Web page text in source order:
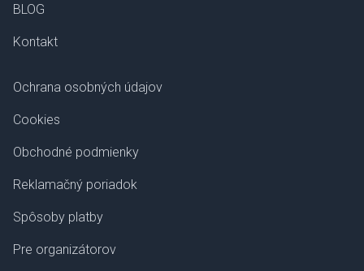
BLOG
Kontakt
Ochrana osobných údajov
Cookies
Obchodné podmienky
Reklamačný poriadok
Spôsoby platby
Pre organizátorov